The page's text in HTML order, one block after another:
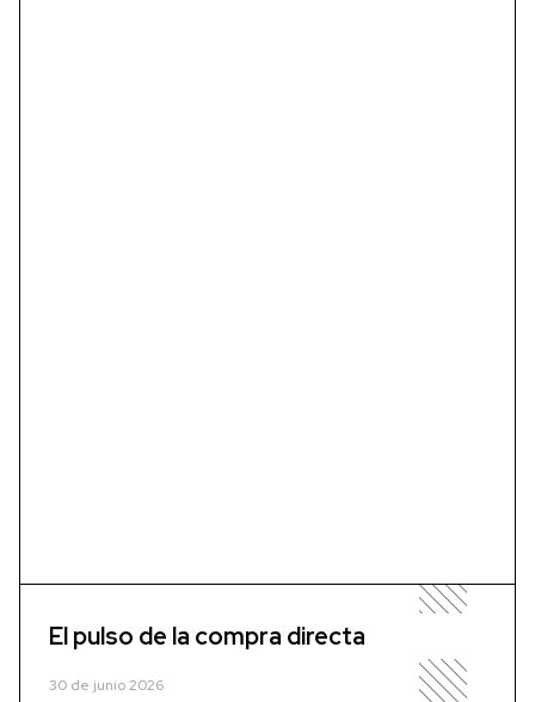
El pulso de la compra directa
30 de junio 2026